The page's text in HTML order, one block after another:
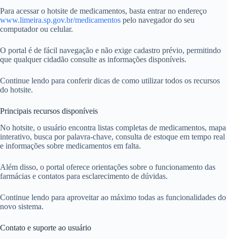
Para acessar o hotsite de medicamentos, basta entrar no endereço
www.limeira.sp.gov.br/medicamentos pelo navegador do seu
computador ou celular.
O portal é de fácil navegação e não exige cadastro prévio, permitindo
que qualquer cidadão consulte as informações disponíveis.
Continue lendo para conferir dicas de como utilizar todos os recursos
do hotsite.
Principais recursos disponíveis
No hotsite, o usuário encontra listas completas de medicamentos, mapa
interativo, busca por palavra-chave, consulta de estoque em tempo real
e informações sobre medicamentos em falta.
Além disso, o portal oferece orientações sobre o funcionamento das
farmácias e contatos para esclarecimento de dúvidas.
Continue lendo para aproveitar ao máximo todas as funcionalidades do
novo sistema.
Contato e suporte ao usuário